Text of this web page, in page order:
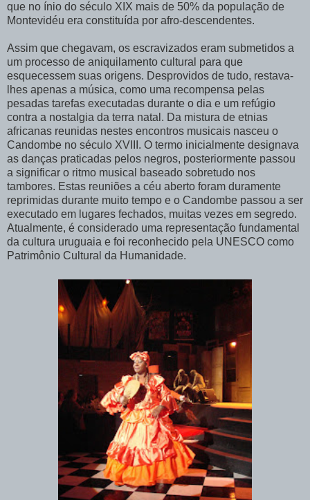
que no ínio do século XIX mais de 50% da população de
Montevidéu era constituída por afro-descendentes.
Assim que chegavam, os escravizados eram submetidos a
um processo de aniquilamento cultural para que
esquecessem suas origens. Desprovidos de tudo, restava-
lhes apenas a música, como uma recompensa pelas
pesadas tarefas executadas durante o dia e um refúgio
contra a nostalgia da terra natal. Da mistura de etnias
africanas reunidas nestes encontros musicais nasceu o
Candombe no século XVIII. O termo inicialmente designava
as danças praticadas pelos negros, posteriormente passou
a significar o ritmo musical baseado sobretudo nos
tambores. Estas reuniões a céu aberto foram duramente
reprimidas durante muito tempo e o Candombe passou a ser
executado em lugares fechados, muitas vezes em segredo.
Atualmente, é considerado uma representação fundamental
da cultura uruguaia e foi reconhecido pela UNESCO como
Patrimônio Cultural da Humanidade.